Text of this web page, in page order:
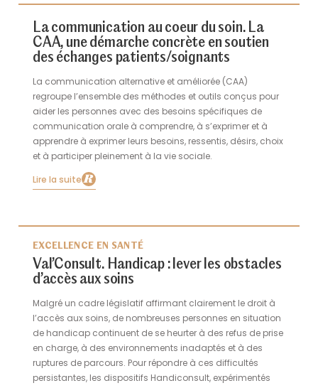
sur une réflexion approfondie des besoins et une
harmonisation des pratiques à l’échelle territoriale, dans
un environnement complexe et en constante évolution.
La communication au coeur du soin. La
CAA, une démarche concrète en soutien
des échanges patients/soignants
La communication alternative et améliorée (CAA)
regroupe l’ensemble des méthodes et outils conçus pour
aider les personnes avec des besoins spécifiques de
communication orale à comprendre, à s’exprimer et à
apprendre à exprimer leurs besoins, ressentis, désirs, choix
et à participer pleinement à la vie sociale.
Lire la suite
EXCELLENCE EN SANTÉ
Val’Consult. Handicap : lever les obstacles
d’accès aux soins
Malgré un cadre législatif affirmant clairement le droit à
l’accès aux soins, de nombreuses personnes en situation
de handicap continuent de se heurter à des refus de prise
en charge, à des environnements inadaptés et à des
ruptures de parcours. Pour répondre à ces difficultés
persistantes, les dispositifs Handiconsult, expérimentés